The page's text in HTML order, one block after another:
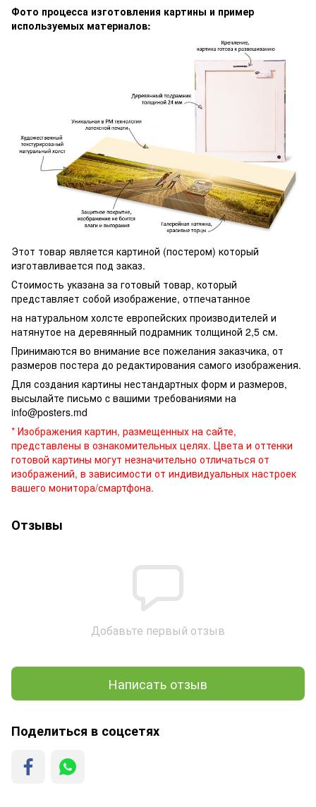
Фото процесса изготовления картины и пример
используемых материалов:
Этот товар является картиной (постером) который
изготавливается под заказ.
Стоимость указана за готовый товар, который
представляет собой изображение, отпечатанное
на натуральном холсте европейских производителей и
натянутое на деревянный подрамник толщиной 2,5 см.
Принимаются во внимание все пожелания заказчика, от
размеров постера до редактирования самого изображения.
Для создания картины нестандартных форм и размеров,
высылайте письмо c вашими требованиями на
info@posters.md
* Изображения картин, размещенных на сайте,
представлены в ознакомительных целях. Цвета и оттенки
готовой картины могут незначительно отличаться от
изображений, в зависимости от индивидуальных настроек
вашего монитора/смартфона.
Отзывы
Добавьте первый отзыв
Написать отзыв
Поделиться в соцсетях